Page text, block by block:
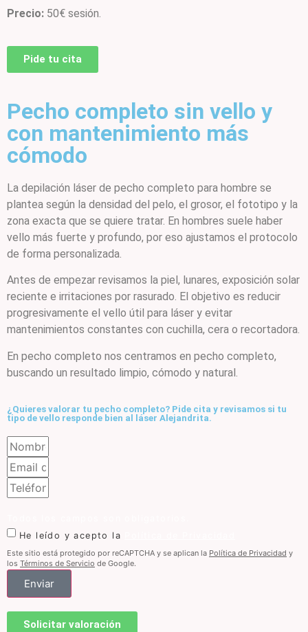
Precio: 50€ sesión.
Pide tu cita
Pecho completo sin vello y
con mantenimiento más
cómodo
La depilación láser de pecho completo para hombre se
plantea según la densidad del pelo, el grosor, el fototipo y la
zona exacta que se quiere tratar. En hombres suele haber
vello más fuerte y profundo, por eso ajustamos el protocolo
de forma personalizada.
Antes de empezar revisamos la piel, lunares, exposición solar
reciente e irritaciones por rasurado. El objetivo es reducir
progresivamente el vello útil para láser y evitar
mantenimientos constantes con cuchilla, cera o recortadora.
En pecho completo nos centramos en pecho completo,
buscando un resultado limpio, cómodo y natural.
¿Quieres valorar tu pecho completo? Pide cita y revisamos si tu
tipo de vello responde bien al láser Alejandrita.
He leído y acepto la
Este sitio está protegido por reCAPTCHA y se aplican la Política de Privacidad y
los Términos de Servicio de Google.
Enviar
Solicitar valoración